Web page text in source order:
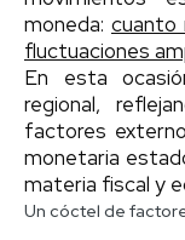
moneda: cuanto
fluctuaciones
En esta
regional,
factores
monetaria
materia fiscal y
Un cóctel de